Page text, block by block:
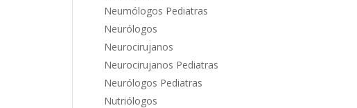
Neumólogos Pediatras
Neurólogos
Neurocirujanos
Neurocirujanos Pediatras
Neurólogos Pediatras
Nutriólogos